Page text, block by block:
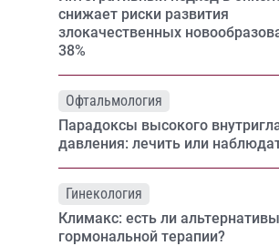
снижает риски развития
злокачественных
38%
Офтальмология
Парадоксы высокого
давления: лечить или
Гинекология
Климакс: есть ли альтернативы
гормональной терапии?